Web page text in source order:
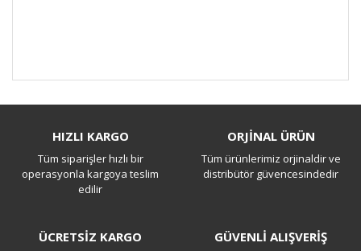
Yorum Yaz
HIZLI KARGO
Tüm siparişler hızlı bir
operasyonla kargoya teslim
edilir
ORJİNAL ÜRÜN
Tüm ürünlerimiz orjinaldir ve
distribütör güvencesindedir
ÜCRETSİZ KARGO GÜVENLİ ALIŞVERİŞ